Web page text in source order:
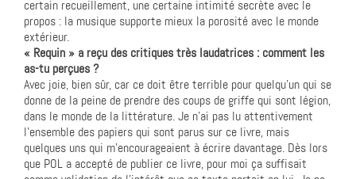
certain recueillement, une certaine intimité secrète avec le
propos : la musique supporte mieux la porosité avec le monde
extérieur.
« Requin » a reçu des critiques très laudatrices : comment les
as-tu perçues ?
Avec joie, bien sûr, car ce doit être terrible pour quelqu’un qui se
donne de la peine de prendre des coups de griffe qui sont légion,
dans le monde de la littérature. Je n’ai pas lu attentivement
l’ensemble des papiers qui sont parus sur ce livre, mais
quelques uns qui m’encourageaient à écrire davantage. Dès lors
que POL a accepté de publier ce livre, pour moi ça suffisait